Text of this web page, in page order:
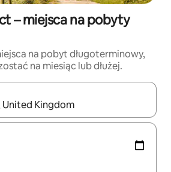
– miejsca na pobyty
na pobyt długoterminowy,
na miesiąc lub dłużej.
możesz poruszać się po nich za